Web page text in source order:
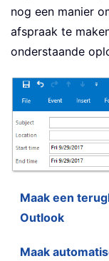
nog een manier
afspraak te
onderstaande
Maak een
Outlook
Maak